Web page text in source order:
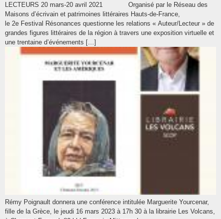
LECTEURS 20 mars-20 avril 2021 Organisé par le Réseau des
Maisons d’écrivain et patrimoines littéraires Hauts-de-France,
le 2e Festival Résonances questionne les relations « Auteur/Lecteur » de
grandes figures littéraires de la région à travers une exposition virtuelle et
une trentaine d’événements […]
Rémy Poignault donnera une conférence intitulée Marguerite Yourcenar,
fille de la Grèce, le jeudi 16 mars 2023 à 17h 30 à la librairie Les Volcans,